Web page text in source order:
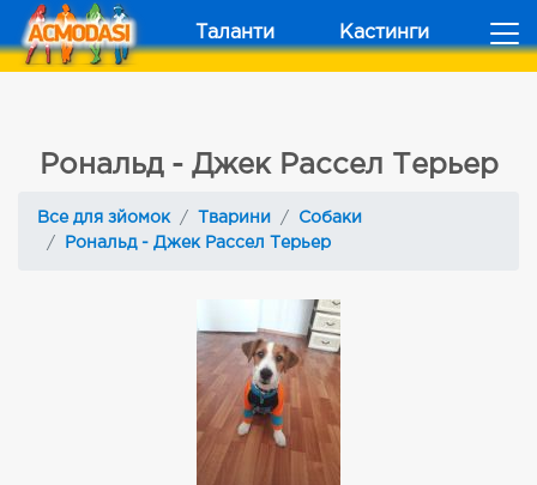
Таланти Кастинги
Рональд - Джек Рассел Терьер
Все для зйомок Тварини
Собаки
Рональд - Джек Рассел Терьер